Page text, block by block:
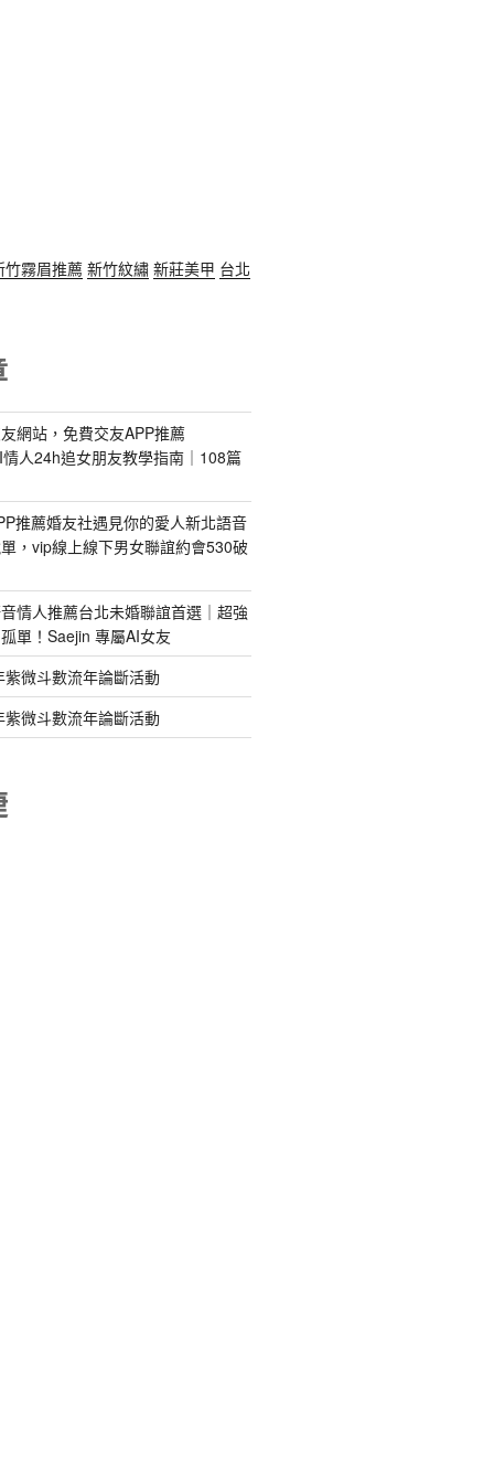
竹霧眉推薦 新竹紋繡 新莊美甲 台北
網站，免費交友APP推薦
人24h追女朋友教學指南｜108篇
推薦婚友社遇見你的愛人新北語音
，vip線上線下男女聯誼約會530破
情人推薦台北未婚聯誼首選｜超強
單！Saejin 專屬AI女友
微斗數流年論斷活動
微斗數流年論斷活動